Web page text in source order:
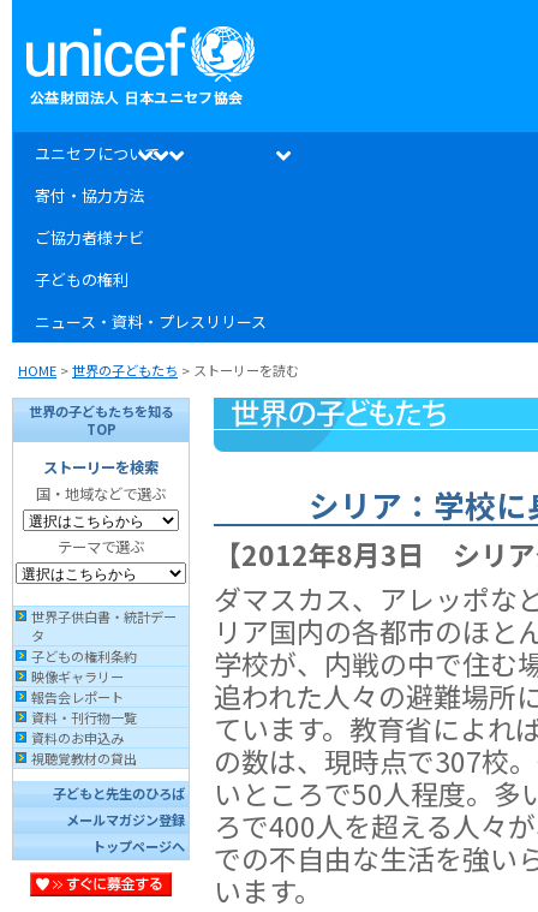
ユニセフについて
寄付・協力方法
ご協力者様ナビ
子どもの権利
ニュース・資料・プレスリリース
HOME >世界の子どもたち > ストーリーを読む
世界の子どもたちを知る
TOP
ストーリーを検索
国・地域などで選ぶ
テーマで選ぶ
世界子供白書・統計デー
タ
子どもの権利条約
映像ギャラリー
報告会レポート
資料・刊行物一覧
資料のお申込み
視聴覚教材の貸出
子どもと先生のひろば
メールマガジン登録
トップページへ
シリア：学校
【2012年8月3日 シリ
ダマスカス、アレッポな
リア国内の各都市のほと
学校が、内戦の中で住む
追われた人々の避難場所
ています。教育省によれ
の数は、現時点で307校
いところで50人程度。多
ろで400人を超える人々
での不自由な生活を強い
います。